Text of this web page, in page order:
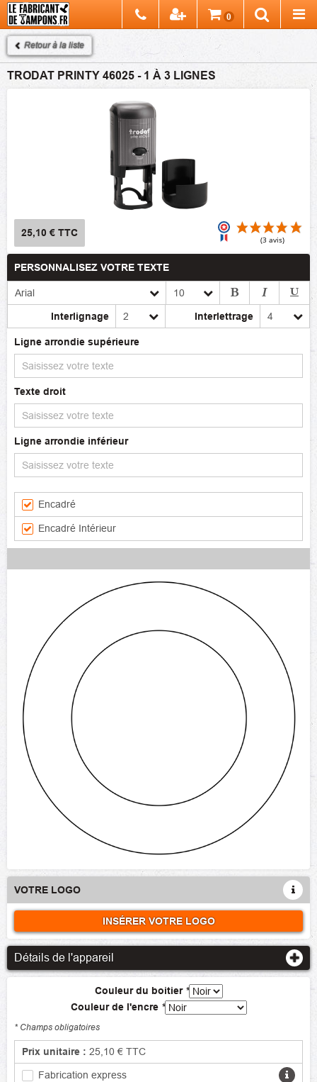
Retour à la liste
TRODAT PRINTY 46025 - 1 À 3 LIGNES
(3
25,10 € TTC
PERSONNALISEZ VOTRE TEXTE
Interlignage Interlettrage
Ligne arrondie supérieure
Texte droit
Ligne arrondie inférieur
Encadré
Encadré Intérieur
VOTRE LOGO
INSÉRER VOTRE LOGO
Détails de l'appareil
Couleur du boitier *
Couleur de l'encre *
* Champs obligatoires
Prix unitaire : 25,10 € TTC
Fabrication express
0
Chercher